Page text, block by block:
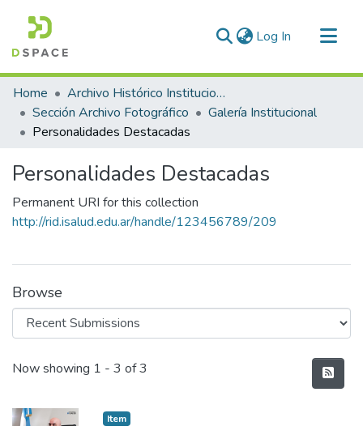
Log In (current)
Communities & Collections
All of DSpace
Statistics
Home
Archivo Histórico Institucional
Sección Archivo Fotográfico
Galería Institucional
Personalidades Destacadas
Personalidades Destacadas
Permanent URI for this collection
http://rid.isalud.edu.ar/handle/123456789/209
Browse
Recent Submissions
Now showing 1 - 3 of 3
Item